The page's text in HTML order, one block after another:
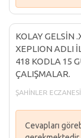
KOLAY GELSİN
XEPLION ADLI
418 KODLA 15
ÇALIŞMALAR.
ŞAHİNLER
Cevapları